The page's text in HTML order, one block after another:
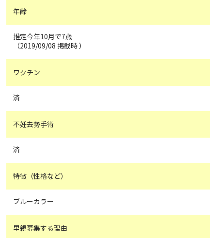
年齢
推定今年10月で7歳
（2019/09/08 掲載時 ）
ワクチン
済
不妊去勢手術
済
特徴（性格など）
ブルーカラー
里親募集する理由